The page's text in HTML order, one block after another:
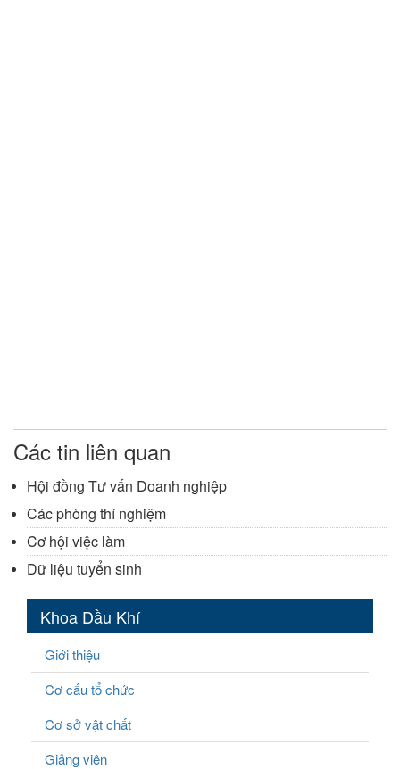
Các tin liên quan
Hội đồng Tư vấn Doanh nghiệp
Các phòng thí nghiệm
Cơ hội việc làm
Dữ liệu tuyển sinh
Khoa Dầu Khí
Giới thiệu
Cơ cấu tổ chức
Cơ sở vật chất
Giảng viên